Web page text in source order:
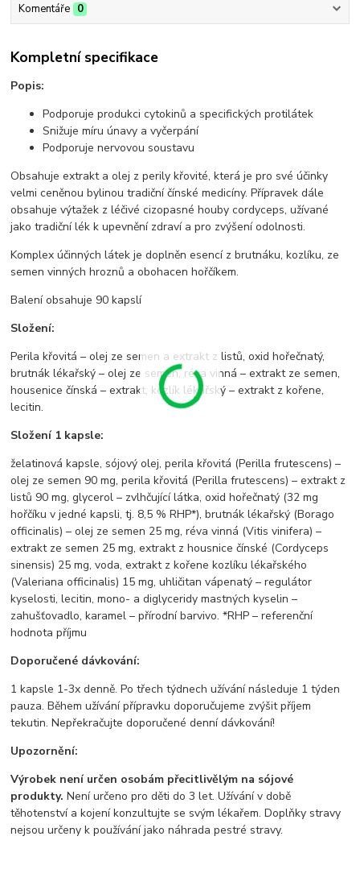
Komentáře 0
Kompletní specifikace
Popis:
Podporuje produkci cytokinů a specifických protilátek
Snižuje míru únavy a vyčerpání
Podporuje nervovou soustavu
Obsahuje extrakt a olej z perily křovité, která je pro své účinky
velmi ceněnou bylinou tradiční čínské medicíny. Přípravek dále
obsahuje výtažek z léčivé cizopasné houby cordyceps, užívané
jako tradiční lék k upevnění zdraví a pro zvýšení odolnosti.
Komplex účinných látek je doplněn esencí z brutnáku, kozlíku, ze
semen vinných hroznů a obohacen hořčíkem.
Balení obsahuje 90 kapslí
Složení:
Perila křovitá – olej ze semen a extrakt z listů, oxid hořečnatý,
brutnák lékařský – olej ze semen, réva vinná – extrakt ze semen,
housenice čínská – extrakt, kozlík lékařský – extrakt z kořene,
lecitin.
Složení 1 kapsle:
želatinová kapsle, sójový olej, perila křovitá (Perilla frutescens) –
olej ze semen 90 mg, perila křovitá (Perilla frutescens) – extrakt z
listů 90 mg, glycerol – zvlhčující látka, oxid hořečnatý (32 mg
hořčíku v jedné kapsli, tj. 8,5 % RHP*), brutnák lékařský (Borago
officinalis) – olej ze semen 25 mg, réva vinná (Vitis vinifera) –
extrakt ze semen 25 mg, extrakt z housnice čínské (Cordyceps
sinensis) 25 mg, voda, extrakt z kořene kozlíku lékařského
(Valeriana officinalis) 15 mg, uhličitan vápenatý – regulátor
kyselosti, lecitin, mono- a diglyceridy mastných kyselin –
zahušťovadlo, karamel – přírodní barvivo. *RHP – referenční
hodnota příjmu
Doporučené dávkování:
1 kapsle 1-3x denně. Po třech týdnech užívání následuje 1 týden
pauza. Během užívání přípravku doporučujeme zvýšit příjem
tekutin. Nepřekračujte doporučené denní dávkování!
Upozornění:
Výrobek není určen osobám přecitlivělým na sójové
produkty. Není určeno pro děti do 3 let. Užívání v době
těhotenství a kojení konzultujte se svým lékařem. Doplňky stravy
nejsou určeny k používání jako náhrada pestré stravy.